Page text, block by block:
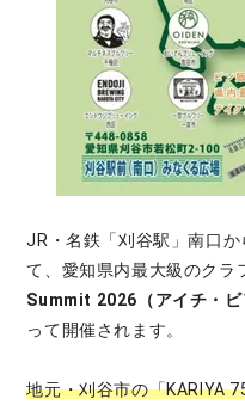
JR・名鉄「刈谷駅」南口
て、愛知県内最大級のクラ
Summit 2026（アイチ・ビ
って開催されます。
地元・刈谷市の「KARIYA